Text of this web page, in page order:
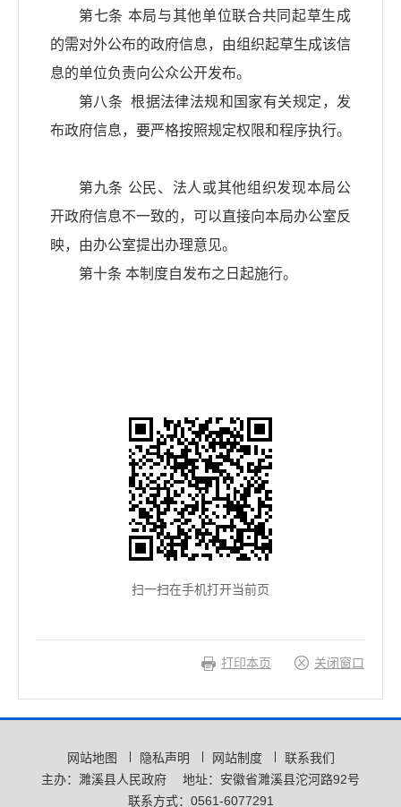
第七条 本局与其他单位联合共同起草生成
的需对外公布的政府信息，由组织起草生成该信
息的单位负责向公众公开发布。
第八条 根据法律法规和国家有关规定，发
布政府信息，要严格按照规定权限和程序执行。
第九条 公民、法人或其他组织发现本局公
开政府信息不一致的，可以直接向本局办公室反
映，由办公室提出办理意见。
第十条 本制度自发布之日起施行。
扫一扫在手机打开当前页
打印本页 关闭窗口
网站地图 隐私声明 网站制度
联系我们
主办：濉溪县人民政府
地址：安徽省濉溪县沱河路92号
联系方式：0561-6077291